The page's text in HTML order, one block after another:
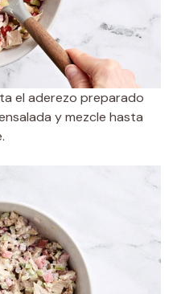
el aderezo preparado
y mezcle hasta